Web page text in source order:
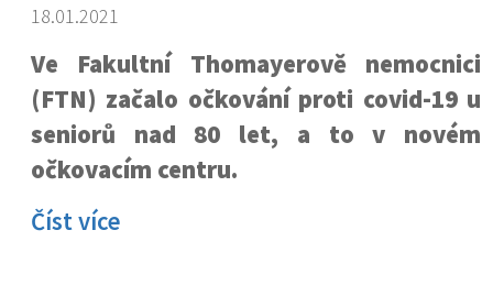
18.01.2021
Ve Fakultní Thomayerově nemocnici
(FTN) začalo očkování proti covid-19 u
seniorů nad 80 let, a to v novém
očkovacím centru.
Číst více